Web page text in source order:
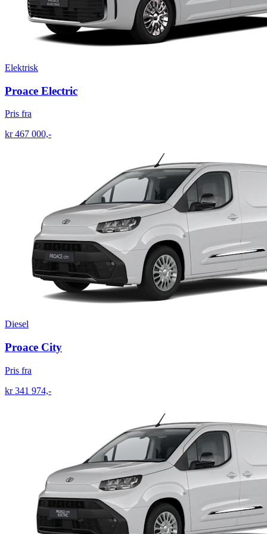
Elektrisk
Proace Electric
Pris fra
kr 467 000,-
Diesel
Proace City
Pris fra
kr 341 974,-